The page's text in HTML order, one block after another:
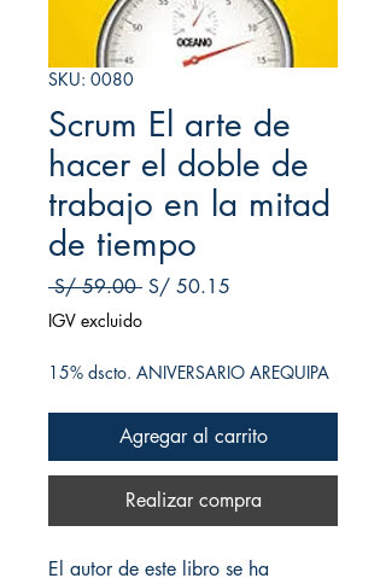
SKU: 0080
Scrum El arte de
hacer el doble de
trabajo en la mitad
de tiempo
S/ 59.00 Precio
S/ 50.15
IGV excluido
15% dscto. ANIVERSARIO AREQUIPA
Agregar al carrito
Realizar compra
El autor de este libro se ha